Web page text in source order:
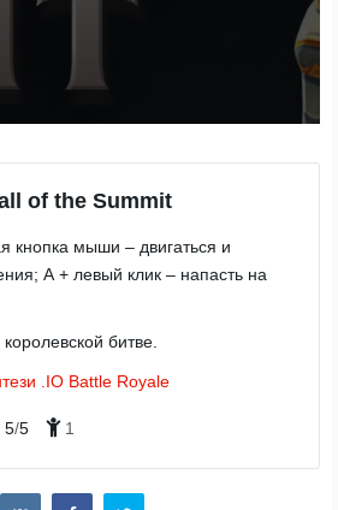
of the Summit
кнопка мыши – двигаться и
A + левый клик – напасть на
битве.
.IO Battle Royale
5/5 1